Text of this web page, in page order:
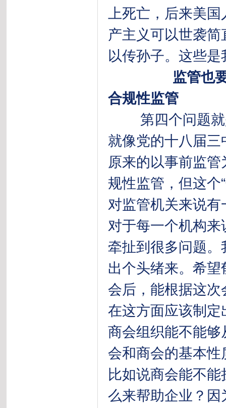
上死亡，后来美
产主义可以世袭
以传孙子。这些
监管也
合规性监管
第四个问题就
就像党的十八届
原来的以事前监
规性监管，但这个
对监管机关来说
对于每一个机构来
牵扯到很多问题
出个头绪来。希
会后，能根据这
在这方面应该制
商会组织能不能
会和商会的基本
比如说商会能不
么来帮助企业？